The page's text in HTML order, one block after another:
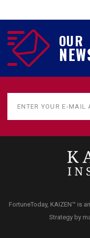
OUR
FortuneToday, KAIZEN™ is
Strategy by